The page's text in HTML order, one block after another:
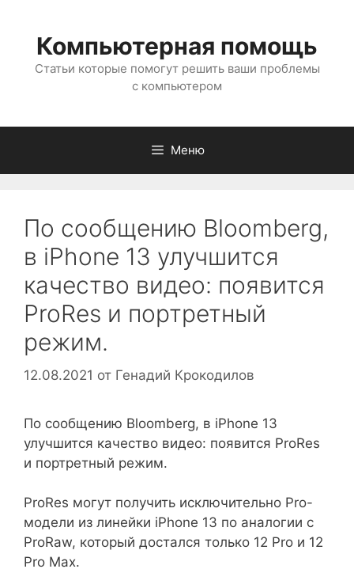
содержимому
Компьютерная помощь
Статьи которые помогут решить ваши проблемы
с компьютером
Меню
По сообщению Bloomberg,
в iPhone 13 улучшится
качество видео: появится
ProRes и портретный
режим.
12.08.2021 от Генадий Крокодилов
По сообщению Bloomberg, в iPhone 13
улучшится качество видео: появится ProRes
и портретный режим.
ProRes могут получить исключительно Pro-
модели из линейки iPhone 13 по аналогии с
ProRaw, который достался только 12 Pro и 12
Pro Max.